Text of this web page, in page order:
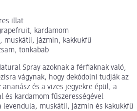
illat
kardamom
muskátli, jázmin, kakkukfű
tonkabab
Spray azoknak a férfiaknak való,
vágynak, hogy dekódolni tudják az
és a vizes jegyekre épül, a
és kardamom fűszerességével
levendula, muskátli, jázmin és kakukkfű